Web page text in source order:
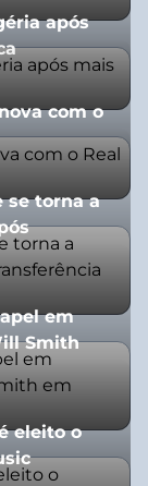
após
com o
se torna a
em
Smith
eleito o